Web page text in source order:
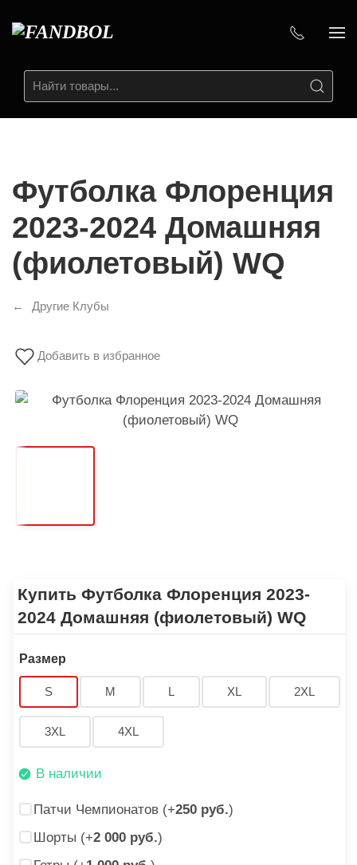
Футболка Флоренция
2023-2024 Домашняя
(фиолетовый) WQ
Другие Клубы
Добавить в избранное
Купить Футболка Флоренция 2023-
2024 Домашняя (фиолетовый) WQ
Размер
S M L XL 2XL
3XL 4XL
В наличии
Патчи Чемпионатов (+250 руб.)
Шорты (+2 000 руб.)